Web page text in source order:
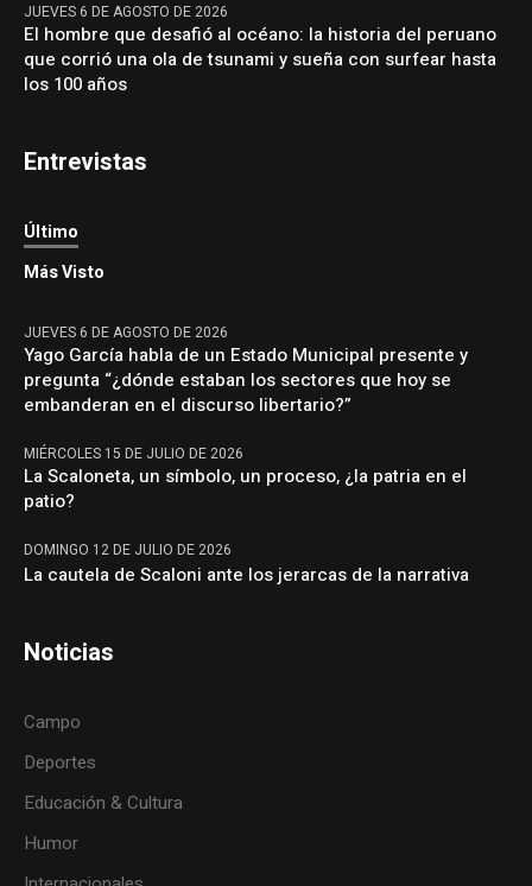
JUEVES 6 DE AGOSTO DE 2026
El hombre que desafió al océano: la historia del peruano
que corrió una ola de tsunami y sueña con surfear hasta
los 100 años
Entrevistas
Último
Más Visto
JUEVES 6 DE AGOSTO DE 2026
Yago García habla de un Estado Municipal presente y
pregunta “¿dónde estaban los sectores que hoy se
embanderan en el discurso libertario?”
MIÉRCOLES 15 DE JULIO DE 2026
La Scaloneta, un símbolo, un proceso, ¿la patria en el
patio?
DOMINGO 12 DE JULIO DE 2026
La cautela de Scaloni ante los jerarcas de la narrativa
Noticias
Campo
Deportes
Educación & Cultura
Humor